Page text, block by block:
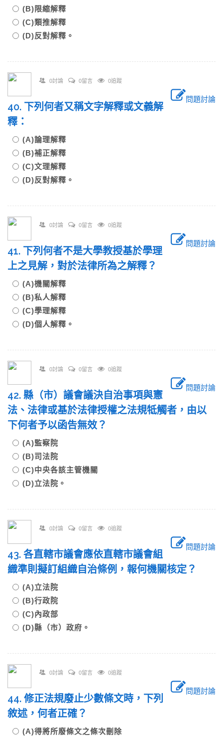
(B)限縮解釋
(C)類推解釋
(D)反對解釋。
0討論 0留言 0追蹤
問題討論
40. 下列何者又稱文字解釋或文義解
釋：
(A)論理解釋
(B)補正解釋
(C)文理解釋
(D)反對解釋。
0討論 0留言 0追蹤
問題討論
41. 下列何者不是大學教授基於學理
上之見解，對於法律所為之解釋？
(A)機關解釋
(B)私人解釋
(C)學理解釋
(D)個人解釋。
0討論 0留言 0追蹤
問題討論
42. 縣（市）議會議決自治事項與憲
法、法律或基於法律授權之法規牴觸者，由以
下何者予以函告無效？
(A)監察院
(B)司法院
(C)中央各該主管機關
(D)立法院。
0討論 0留言 0追蹤
問題討論
43. 各直轄市議會應依直轄市議會組
織準則擬訂組織自治條例，報何機關核定？
(A)立法院
(B)行政院
(C)內政部
(D)縣（市）政府。
0討論 0留言 0追蹤
問題討論
44. 修正法規廢止少數條文時，下列
敘述，何者正確？
(A)得將所廢條文之條次刪除